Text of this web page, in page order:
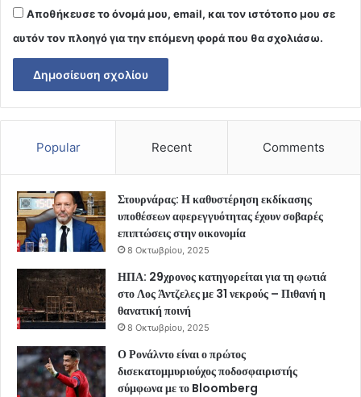
Αποθήκευσε το όνομά μου, email, και τον ιστότοπο μου σε
αυτόν τον πλοηγό για την επόμενη φορά που θα σχολιάσω.
Popular Recent Comments
Στουρνάρας: Η καθυστέρηση εκδίκασης
υποθέσεων αφερεγγυότητας έχουν σοβαρές
επιπτώσεις στην οικονομία
8 Οκτωβρίου, 2025
ΗΠΑ: 29χρονος κατηγορείται για τη φωτιά
στο Λος Άντζελες με 31 νεκρούς – Πιθανή η
θανατική ποινή
8 Οκτωβρίου, 2025
Ο Ρονάλντο είναι ο πρώτος
δισεκατομμυριούχος ποδοσφαιριστής
σύμφωνα με το Bloomberg